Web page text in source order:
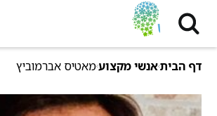
דף הביתאנשי מקצועמאטיס אברמוביץ